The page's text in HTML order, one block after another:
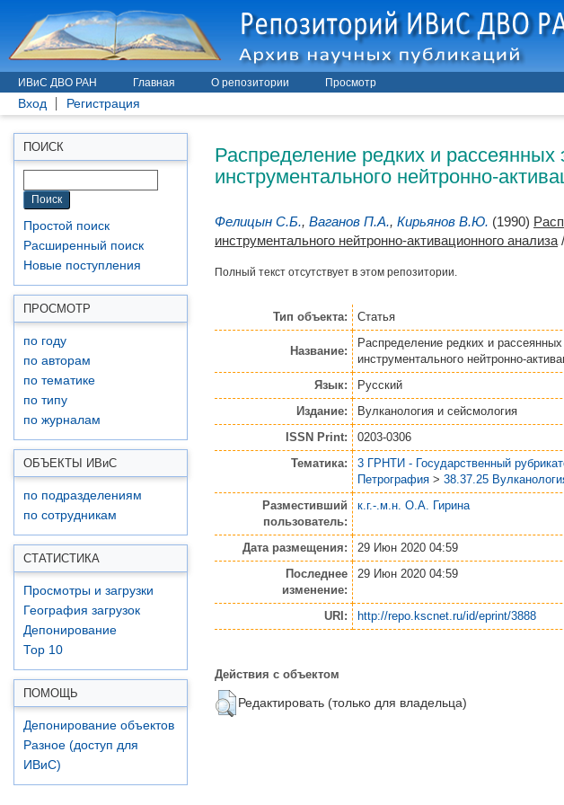
ИВиС ДВО РАН Главная О репозитории Просмотр
Вход Регистрация
ПОИСК
Простой поиск
Расширенный поиск
Новые поступления
ПРОСМОТР
по году
по авторам
по тематике
по типу
по журналам
ОБЪЕКТЫ ИВиС
по подразделениям
по сотрудникам
СТАТИСТИКА
Просмотры и загрузки
География загрузок
Депонирование
Top 10
ПОМОЩЬ
Депонирование объектов
Разное (доступ для
ИВиС)
Распределение редких и
инструментального нейтронно-
Фелицын С.Б., Ваганов П.А., Кирьянов В.Ю. (1990)
инструментального нейтронно-активационного анализа
Полный текст отсутствует в этом репозитории.
Тип объекта: Статья
Название:
Распределение редких и
инструментального нейтронно-
Язык:
Русский
Издание:
Вулканология и сейсмология
ISSN Print:
0203-0306
Тематика:
3 ГРНТИ - Государственный
Петрография > 38.37.25
Разместивший
пользователь:
к.г.-.м.н. О.А. Гирина
Дата размещения:
29 Июн 2020 04:59
Последнее
изменение:
29 Июн 2020 04:59
URI: http://repo.kscnet.ru/id/eprint/3888
Действия с объектом
Редактировать (только для владельца)